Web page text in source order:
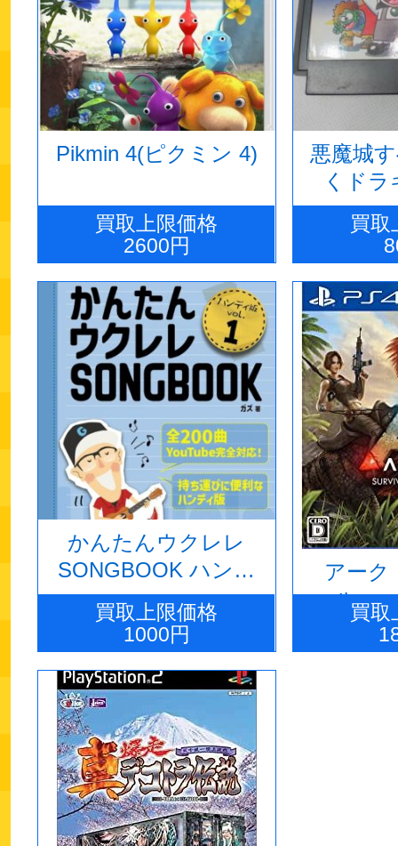
Pikmin 4(ピクミン 4)
買取上限価格
2600円
悪魔城
くド
買取
かんたんウクレレ
SONGBOOK ハンデ
ィ版 VOL.1
買取上限価格
1000円
アーク
ル エ
買取